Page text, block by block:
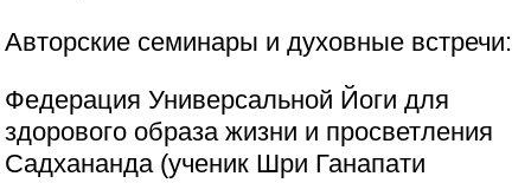
Авторские семинары и духовные встречи:
Федерация Универсальной Йоги для
здорового образа жизни и просветления
Садхананда (ученик Шри Ганапати